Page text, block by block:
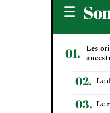
Les
Le
Le